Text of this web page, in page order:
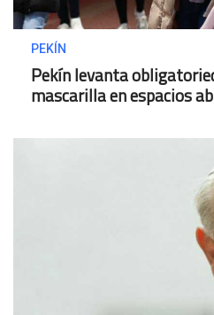
PEKÍN
Pekín levanta
mascarilla en espacios